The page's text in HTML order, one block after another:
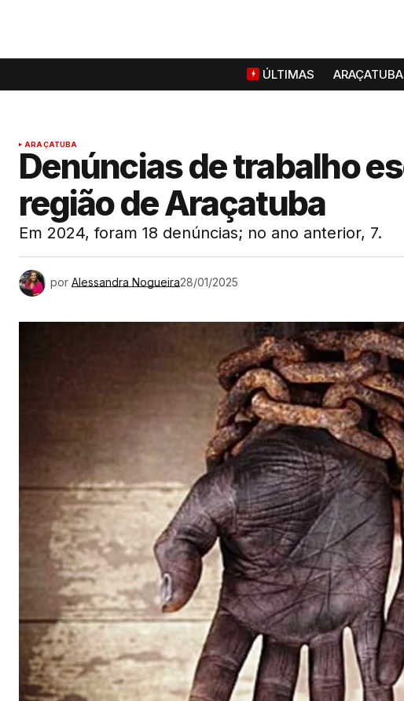
ÚLTIMAS ARAÇATUBA
ARAÇATUBA
Denúncias de trabalho
região de Araçatuba
Em 2024, foram 18 denúncias; no ano anterior, 7.
por Alessandra Nogueira28/01/2025